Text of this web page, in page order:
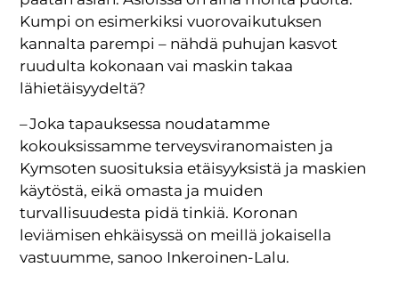
Kumpi on esimerkiksi vuorovaikutuksen
kannalta parempi – nähdä puhujan kasvot
ruudulta kokonaan vai maskin takaa
lähietäisyydeltä?
– Joka tapauksessa noudatamme
kokouksissamme terveysviranomaisten ja
Kymsoten suosituksia etäisyyksistä ja maskien
käytöstä, eikä omasta ja muiden
turvallisuudesta pidä tinkiä. Koronan
leviämisen ehkäisyssä on meillä jokaisella
vastuumme, sanoo Inkeroinen-Lalu.